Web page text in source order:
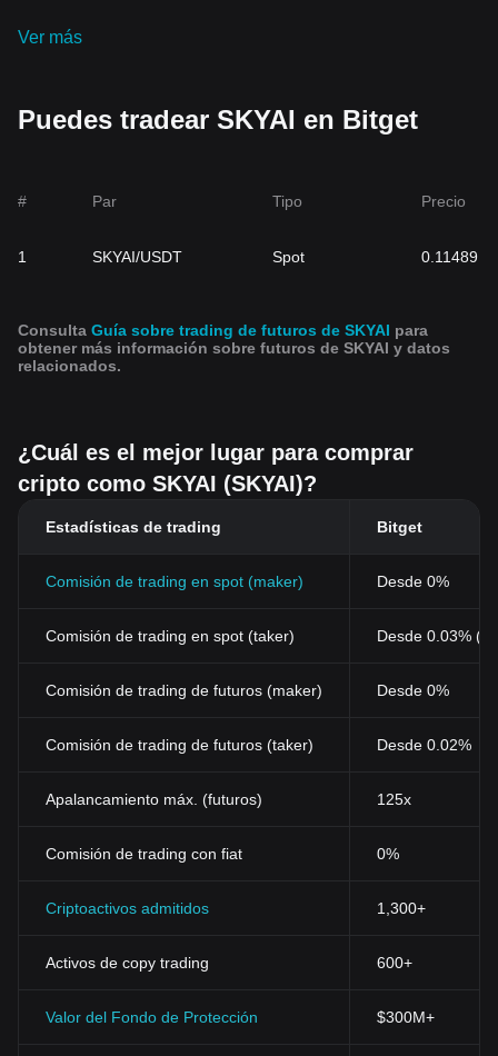
Ver más
Puedes tradear SKYAI en Bitget
# Par Tipo Precio
1 SKYAI/USDT Spot 0.11489
Consulta Guía sobre trading de futuros de SKYAI para
obtener más información sobre futuros de SKYAI y datos
relacionados.
¿Cuál es el mejor lugar para comprar
cripto como SKYAI (SKYAI)?
Estadísticas de trading Bitget
Comisión de trading en spot (maker) Desde 0%
Comisión de trading en spot (taker) Desde 0.03%
Comisión de trading de futuros (maker) Desde 0%
Comisión de trading de futuros (taker) Desde 0.02%
Apalancamiento máx. (futuros) 125x
Comisión de trading con fiat 0%
Criptoactivos admitidos 1,300+
Activos de copy trading 600+
Valor del Fondo de Protección $300M+